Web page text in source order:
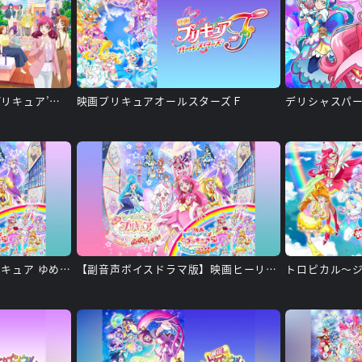
キボウノチカラ～オトナプリキュア’２３～ 映画プリキュアオールスターズＦ デリシャスパ
映画ヒーリングっど♥プリキュア ゆめのまちでキュン！っとGoGo！大変身!! 【副音声ボイスドラマ版】映画ヒーリングっど♥プリキュア ゆめのまちでキュン！っとGoGo！大変身!! トロピカル～